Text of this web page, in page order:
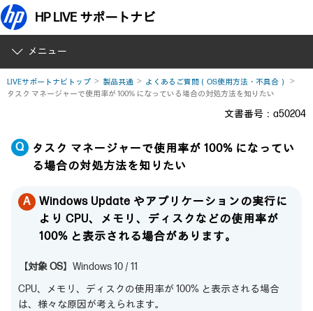
HP LIVE サポートナビ
メニュー
LIVEサポートナビトップ 製品共通
よくあるご質問（OS使用方法・不具合）
タスク マネージャーで使用率が 100% になっている場合の対処方法を知りたい
文書番号：a50204
タスク マネージャーで使用率が 100% になってい
る場合の対処方法を知りたい
Windows Update やアプリケーションの実行に
より CPU、メモリ、ディスクなどの使用率が
100% と表示される場合があります。
【対象 OS】 Windows 10 / 11
CPU、メモリ、ディスクの使用率が 100% と表示される場合
は、様々な原因が考えられます。